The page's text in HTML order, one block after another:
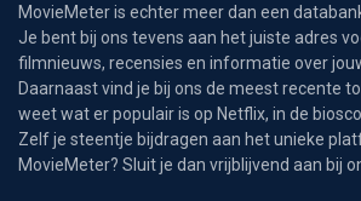
MovieMeter is echter meer dan een
Je bent bij ons tevens aan het juiste adres
filmnieuws, recensies en informatie over
Daarnaast vind je bij ons de meest recente
weet wat er populair is op Netflix, in de
Zelf je steentje bijdragen aan het unieke
MovieMeter? Sluit je dan vrijblijvend aan bij